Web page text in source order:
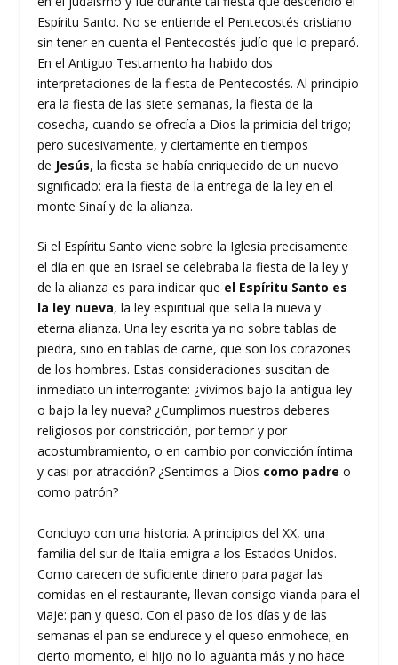
Espíritu Santo. No se entiende el Pentecostés cristiano
sin tener en cuenta el Pentecostés judío que lo preparó.
En el Antiguo Testamento ha habido dos
interpretaciones de la fiesta de Pentecostés. Al principio
era la fiesta de las siete semanas, la fiesta de la
cosecha, cuando se ofrecía a Dios la primicia del trigo;
pero sucesivamente, y ciertamente en tiempos
de Jesús, la fiesta se había enriquecido de un nuevo
significado: era la fiesta de la entrega de la ley en el
monte Sinaí y de la alianza.
Si el Espíritu Santo viene sobre la Iglesia precisamente
el día en que en Israel se celebraba la fiesta de la ley y
de la alianza es para indicar que el Espíritu Santo es
la ley nueva, la ley espiritual que sella la nueva y
eterna alianza. Una ley escrita ya no sobre tablas de
piedra, sino en tablas de carne, que son los corazones
de los hombres. Estas consideraciones suscitan de
inmediato un interrogante: ¿vivimos bajo la antigua ley
o bajo la ley nueva? ¿Cumplimos nuestros deberes
religiosos por constricción, por temor y por
acostumbramiento, o en cambio por convicción íntima
y casi por atracción? ¿Sentimos a Dios como padre o
como patrón?
Concluyo con una historia. A principios del XX, una
familia del sur de Italia emigra a los Estados Unidos.
Como carecen de suficiente dinero para pagar las
comidas en el restaurante, llevan consigo vianda para el
viaje: pan y queso. Con el paso de los días y de las
semanas el pan se endurece y el queso enmohece; en
cierto momento, el hijo no lo aguanta más y no hace